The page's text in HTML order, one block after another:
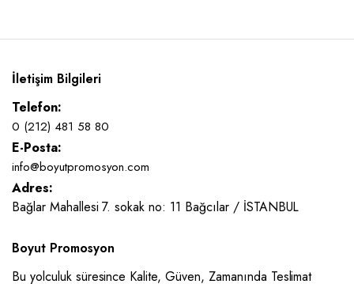
İletişim Bilgileri
Telefon:
0 (212) 481 58 80
E-Posta:
info@boyutpromosyon.com
Adres:
Bağlar Mahallesi 7. sokak no: 11 Bağcılar / İSTANBUL
Boyut Promosyon
Bu yolculuk süresince Kalite, Güven, Zamanında Teslimat